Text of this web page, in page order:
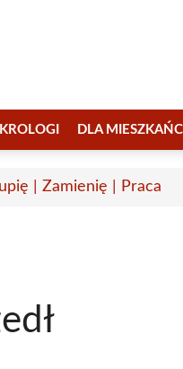
DLA
| Zamienię | Praca